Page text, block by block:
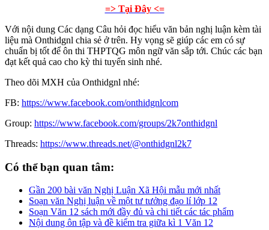
=> Tại Đây <=
Với nội dung Các dạng Câu hỏi đọc hiểu văn bản nghị luận kèm tài
liệu mà Onthidgnl chia sẻ ở trên. Hy vọng sẽ giúp các em có sự
chuẩn bị tốt để ôn thi THPTQG môn ngữ văn sắp tới. Chúc các bạn
đạt kết quả cao cho kỳ thi tuyển sinh nhé.
Theo dõi MXH của Onthidgnl nhé:
FB: https://www.facebook.com/onthidgnlcom
Group: https://www.facebook.com/groups/2k7onthidgnl
Threads: https://www.threads.net/@onthidgnl2k7
Có thể bạn quan tâm:
Gần 200 bài văn Nghị Luận Xã Hội mẫu mới nhất
Soạn văn Nghị luận về một tư tưởng đạo lí lớp 12
Soạn Văn 12 sách mới đầy đủ và chi tiết các tác phẩm
Nội dung ôn tập và đề kiểm tra giữa kì 1 Văn 12